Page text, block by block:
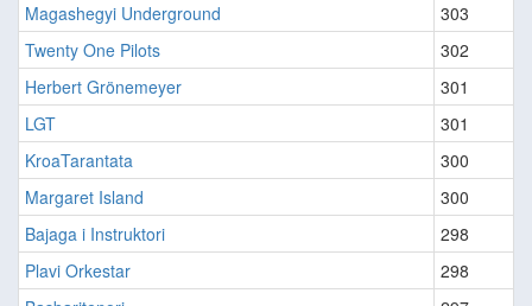
Magashegyi Underground
303
Twenty One Pilots
302
Herbert Grönemeyer
301
LGT
301
KroaTarantata
300
Margaret Island
300
Bajaga i Instruktori
298
Plavi Orkestar
298